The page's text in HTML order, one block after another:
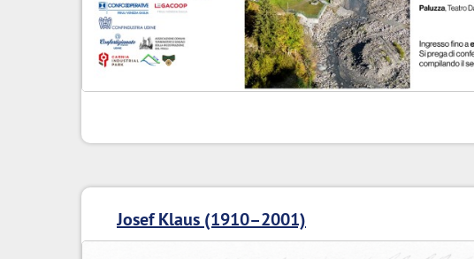
Josef Klaus (1910–2001)